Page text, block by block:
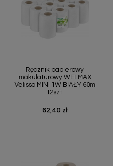
Ręcznik papierowy
makulaturowy WELMAX
Velisso MINI 1W BIAŁY 60m
12szt.
Cena
62,40 zł